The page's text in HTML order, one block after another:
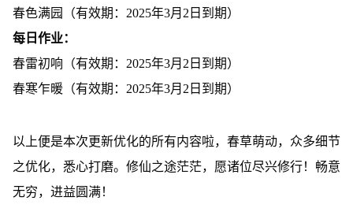
春色满园（有效期：2025年3月2日到期）
每日作业：
春雷初响（有效期：2025年3月2日到期）
春寒乍暖（有效期：2025年3月2日到期）
以上便是本次更新优化的所有内容啦，春草萌动，众多细节
之优化，悉心打磨。修仙之途茫茫，愿诸位尽兴修行！畅意
无穷，进益圆满！